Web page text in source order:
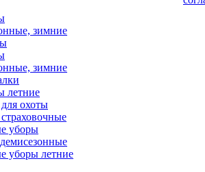
зимние
зимние
летние
охоты
уборы
уборы летние